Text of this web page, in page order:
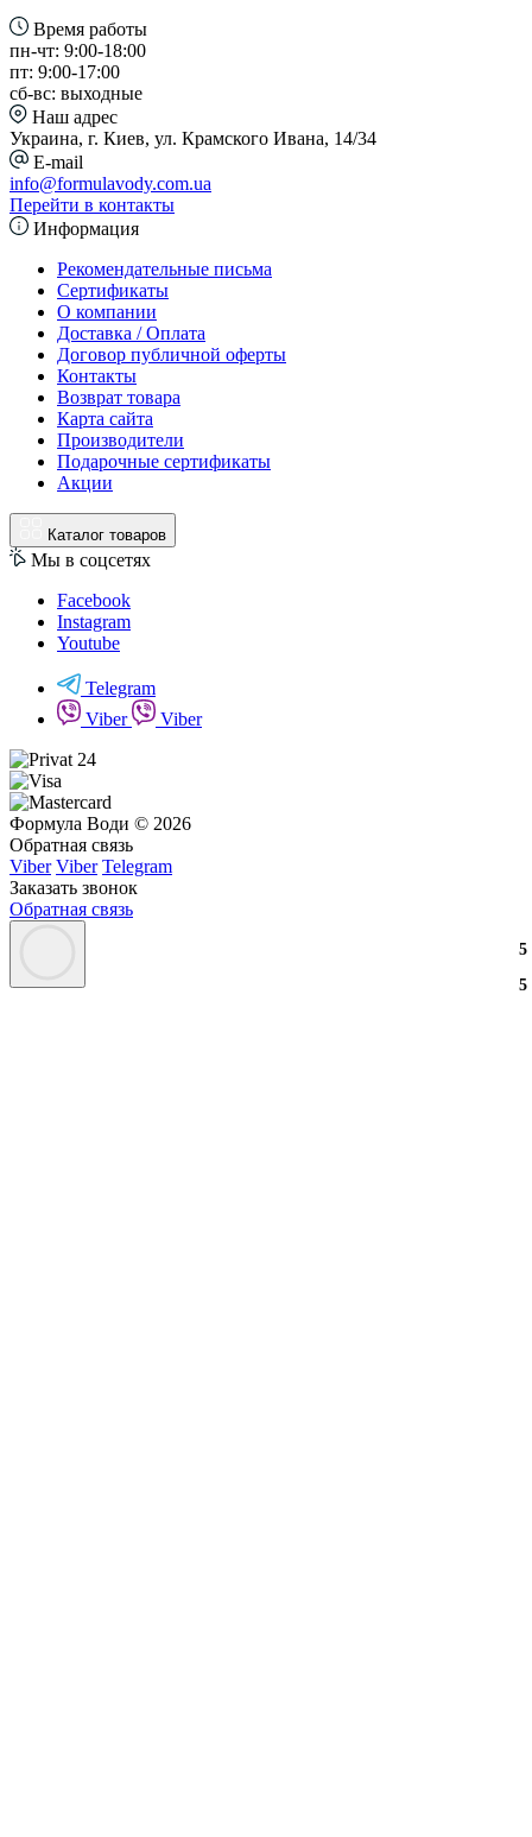
3
3
2
2
3
3
5
5
Время работы
пн-чт: 9:00-18:00
пт: 9:00-17:00
сб-вс: выходные
Наш адрес
Украина, г. Киев, ул. Крамского Ивана, 14/34
E-mail
info@formulavody.com.ua
Перейти в контакты
Информация
Рекомендательные письма
Сертификаты
О компании
Доставка / Оплата
Договор публичной оферты
Контакты
Возврат товара
Карта сайта
Производители
Подарочные сертификаты
Акции
Каталог товаров
Мы в соцсетях
Facebook
Instagram
Youtube
Telegram
Viber
Viber
Формула Води © 2026
Обратная связь
Viber Viber Telegram
Заказать звонок
Обратная связь